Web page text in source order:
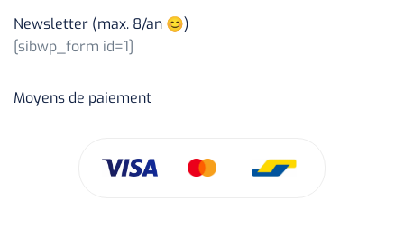
Newsletter (max. 8/an 😊)
[sibwp_form id=1]
Moyens de paiement